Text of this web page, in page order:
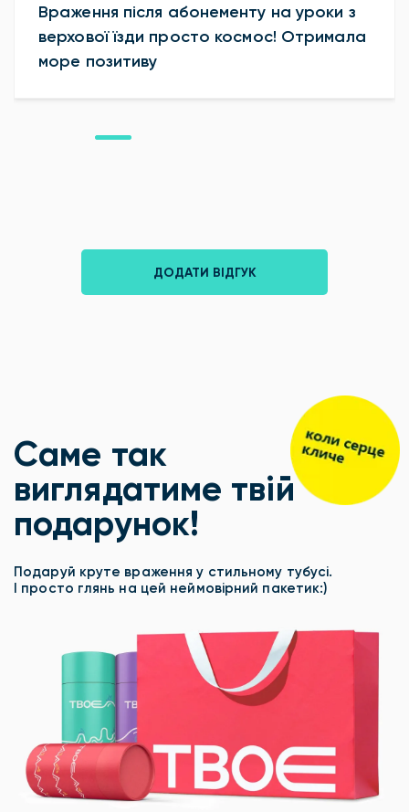
Враження після абонементу на уроки з
верхової їзди просто космос! Отримала
море позитиву
ДОДАТИ ВІДГУК
Саме так
виглядатиме твій
подарунок!
Подаруй круте враження у стильному тубусі.
І просто глянь на цей неймовірний пакетик:)